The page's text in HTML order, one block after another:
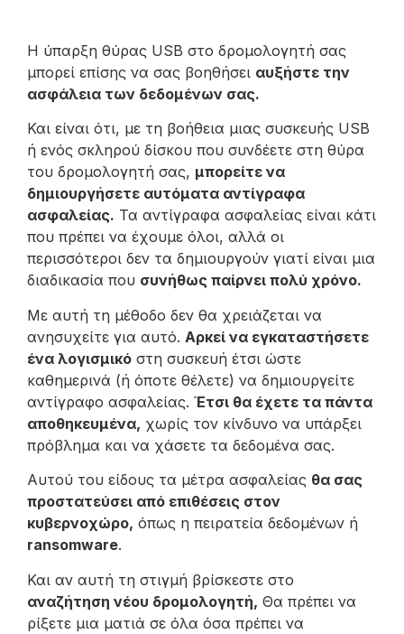
Η ύπαρξη θύρας USB στο δρομολογητή σας
μπορεί επίσης να σας βοηθήσει αυξήστε την
ασφάλεια των δεδομένων σας.
Και είναι ότι, με τη βοήθεια μιας συσκευής USB
ή ενός σκληρού δίσκου που συνδέετε στη θύρα
του δρομολογητή σας, μπορείτε να
δημιουργήσετε αυτόματα αντίγραφα
ασφαλείας. Τα αντίγραφα ασφαλείας είναι κάτι
που πρέπει να έχουμε όλοι, αλλά οι
περισσότεροι δεν τα δημιουργούν γιατί είναι μια
διαδικασία που συνήθως παίρνει πολύ χρόνο.
Με αυτή τη μέθοδο δεν θα χρειάζεται να
ανησυχείτε για αυτό. Αρκεί να εγκαταστήσετε
ένα λογισμικό στη συσκευή έτσι ώστε
καθημερινά (ή όποτε θέλετε) να δημιουργείτε
αντίγραφο ασφαλείας. Έτσι θα έχετε τα πάντα
αποθηκευμένα, χωρίς τον κίνδυνο να υπάρξει
πρόβλημα και να χάσετε τα δεδομένα σας.
Αυτού του είδους τα μέτρα ασφαλείας θα σας
προστατεύσει από επιθέσεις στον
κυβερνοχώρο, όπως η πειρατεία δεδομένων ή
ransomware.
Και αν αυτή τη στιγμή βρίσκεστε στο
αναζήτηση νέου δρομολογητή, Θα πρέπει να
ρίξετε μια ματιά σε όλα όσα πρέπει να